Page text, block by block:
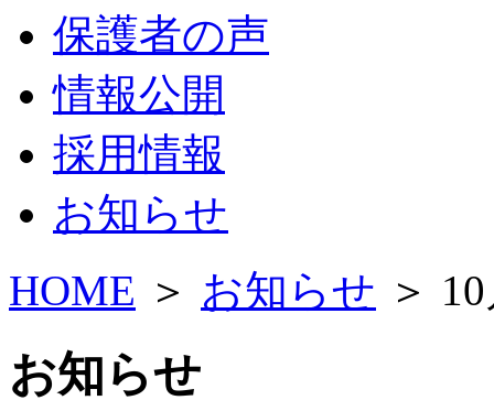
保護者の声
情報公開
採用情報
お知らせ
HOME ＞ お知らせ ＞
お知らせ